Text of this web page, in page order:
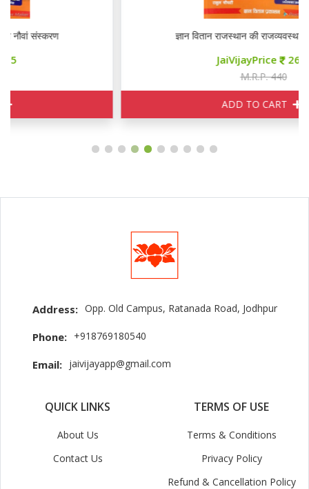
ज्ञान वितान राजस्थान की राजव्यवस्था नौवां संस्करण
Address: Opp. Old Campus, Ratanada Road, Jodhpur
Phone: +918769180540
Email: jaivijayapp@gmail.com
QUICK LINKS
About Us
Contact Us
TERMS OF USE
Terms & Conditions
Privacy Policy
Refund & Cancellation Policy